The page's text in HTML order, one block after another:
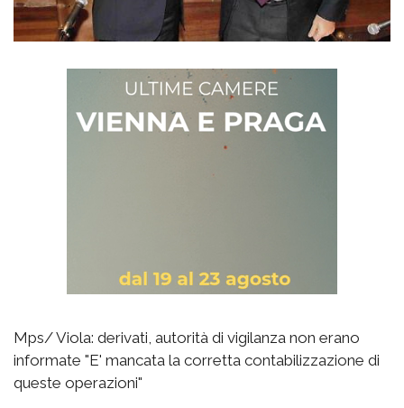
Mps/ Viola: derivati, autorità di vigilanza non erano
informate "E' mancata la corretta contabilizzazione di
queste operazioni"